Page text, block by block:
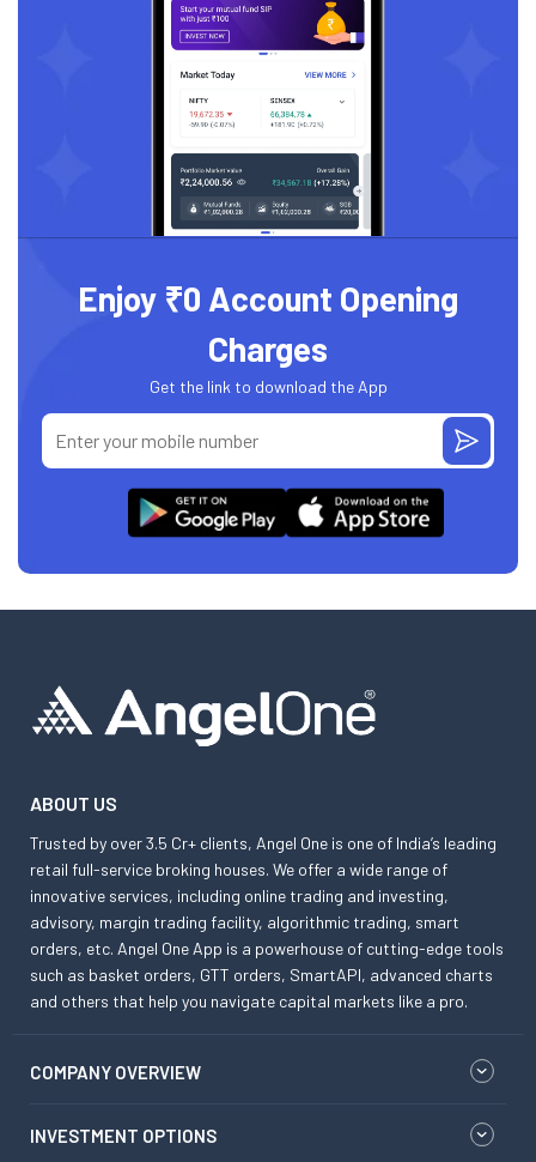
Enjoy ₹0 Account Opening
Charges
Get the link to download the App
ABOUT US
Trusted by over 3.5 Cr+ clients, Angel One is one of India’s leading
retail full-service broking houses. We offer a wide range of
innovative services, including online trading and investing,
advisory, margin trading facility, algorithmic trading, smart
orders, etc. Angel One App is a powerhouse of cutting-edge tools
such as basket orders, GTT orders, SmartAPI, advanced charts
and others that help you navigate capital markets like a pro.
COMPANY OVERVIEW
INVESTMENT OPTIONS